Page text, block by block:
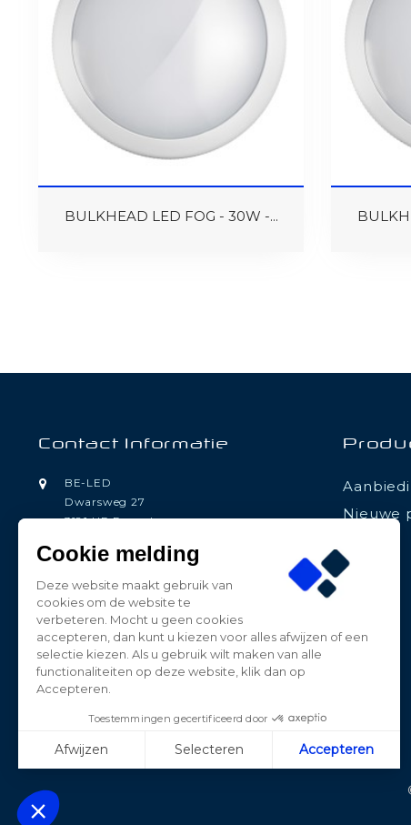
BULKHEAD LED FOG - 30W -...
Contact Informatie
BE-LED
Dwarsweg 27
3181 HP Rozenburg
contact@beledpro.nl
Nieuwe
Cookie melding
Deze website maakt gebruik van
cookies om de website te
verbeteren. Mocht u geen cookies
accepteren, dan kunt u kiezen voor alles afwijzen of een
selectie kiezen. Als u gebruik wilt maken van alle
functionaliteiten op deze website, klik dan op
Accepteren.
Toestemmingen gecertificeerd door
Afwijzen Selecteren Accepteren
Notre plateforme vous permet d'adapter et de gérer vos